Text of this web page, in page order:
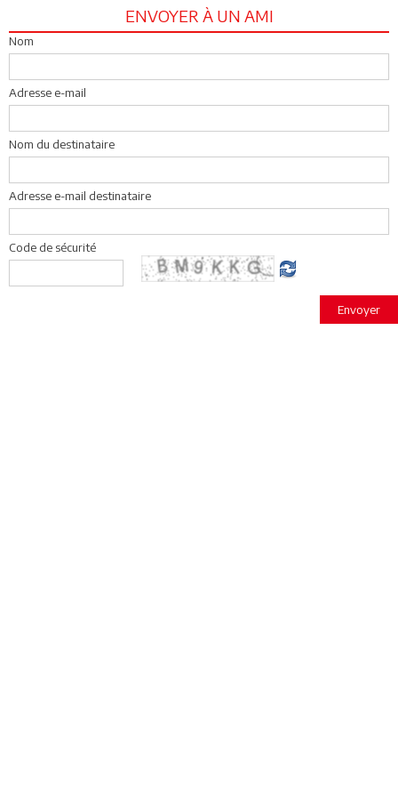
ENVOYER À UN AMI
Nom
Adresse e-mail
Nom du destinataire
Adresse e-mail destinataire
Code de sécurité
Envoyer